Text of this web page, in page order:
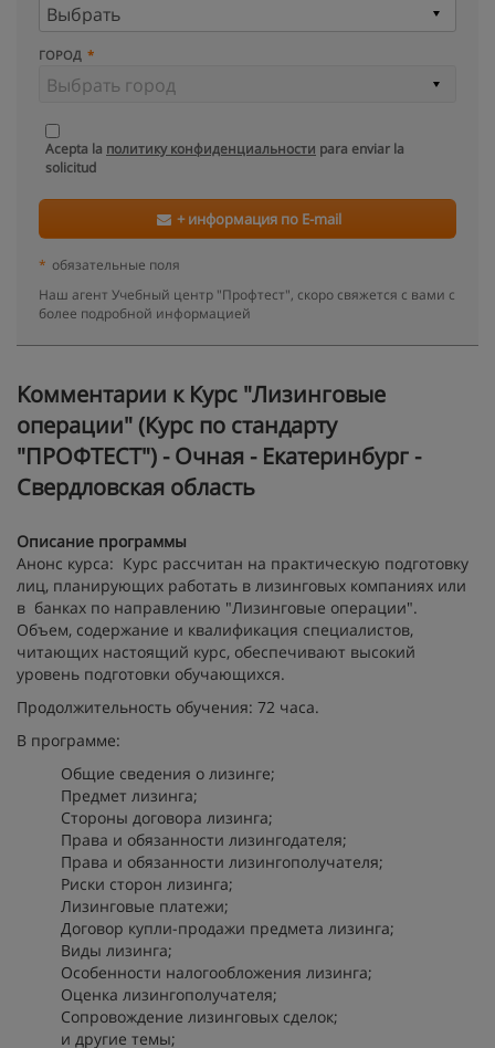
ГОРОД
Acepta la политику конфиденциальности para enviar la
solicitud
+ информация по E-mail
* обязательные поля
Наш агент Учебный центр "Профтест", скоро свяжется с вами с
более подробной информацией
Kомментарии к Курс "Лизинговые
операции" (Курс по стандарту
"ПРОФТЕСТ") - Очная - Екатеринбург -
Свердловская область
Описание программы
Анонс курса: Курс рассчитан на практическую подготовку
лиц, планирующих работать в лизинговых компаниях или
в банках по направлению "Лизинговые операции".
Объем, содержание и квалификация специалистов,
читающих настоящий курс, обеспечивают высокий
уровень подготовки обучающихся.
Продолжительность обучения: 72 часа.
В программе:
Общие сведения о лизинге;
Предмет лизинга;
Стороны договора лизинга;
Права и обязанности лизингодателя;
Права и обязанности лизингополучателя;
Риски сторон лизинга;
Лизинговые платежи;
Договор купли-продажи предмета лизинга;
Виды лизинга;
Особенности налогообложения лизинга;
Оценка лизингополучателя;
Сопровождение лизинговых сделок;
и другие темы;